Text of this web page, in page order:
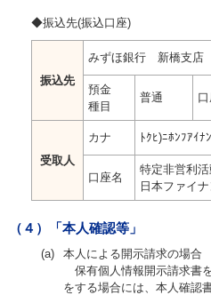
◆振込先(振込口座)
振込先
みずほ銀行 新橋支店
預金
種目
普通
受取人
カナ ﾄｸﾋ)ﾆﾎﾝﾌｱｲﾅ
口座名
特定非営利活
日本ファイ
（４）「本人確認等」
(a)
本人による開示請求の場合
保有個人情報開示請求書
をする場合には、本人確認